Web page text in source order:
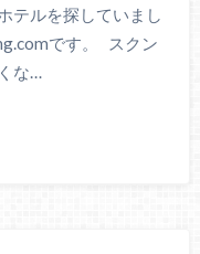
テルを探していまし
です。 スクン
な…